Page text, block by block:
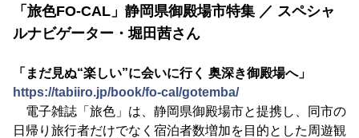
「旅色FO-CAL」静岡県御殿場市特集 ／ スペシャ
ルナビゲーター・堀田茜さん
「まだ見ぬ“楽しい”に会いに行く 奥深き御殿場へ」
https://tabiiro.jp/book/fo-cal/gotemba/
電子雑誌「旅色」は、静岡県御殿場市と提携し、同市の
日帰り旅行者だけでなく宿泊者数増加を目的とした周遊観